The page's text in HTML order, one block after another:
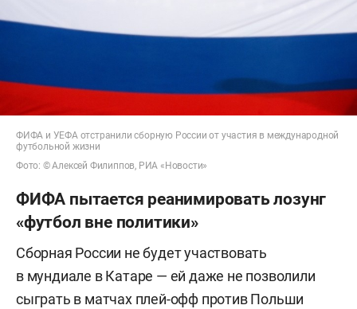
ФИФА и УЕФА отстранили сборную России от участия в международной
футбольной жизни
Фото: © Алексей Филиппов, РИА «Новости»
ФИФА пытается реанимировать лозунг
«футбол вне политики»
Сборная России не будет участвовать
в мундиале в Катаре — ей даже не позволили
сыграть в матчах плей-офф против Польши